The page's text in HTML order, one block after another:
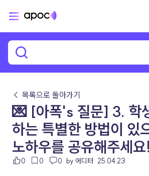
← 목록으로 돌아가기
💌 [아폭's 질문] 3. 학
하는 특별한 방법이 있
노하우를 공유해주세요!
0 0 0 by 에디터 25.04.23